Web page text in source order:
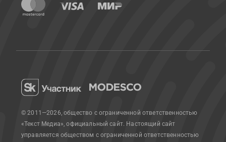
© 2011—2026, общество с ограниченной ответственностью
«Текст Медиа», официальный сайт. Настоящий сайт
управляется обществом с ограниченной ответственностью